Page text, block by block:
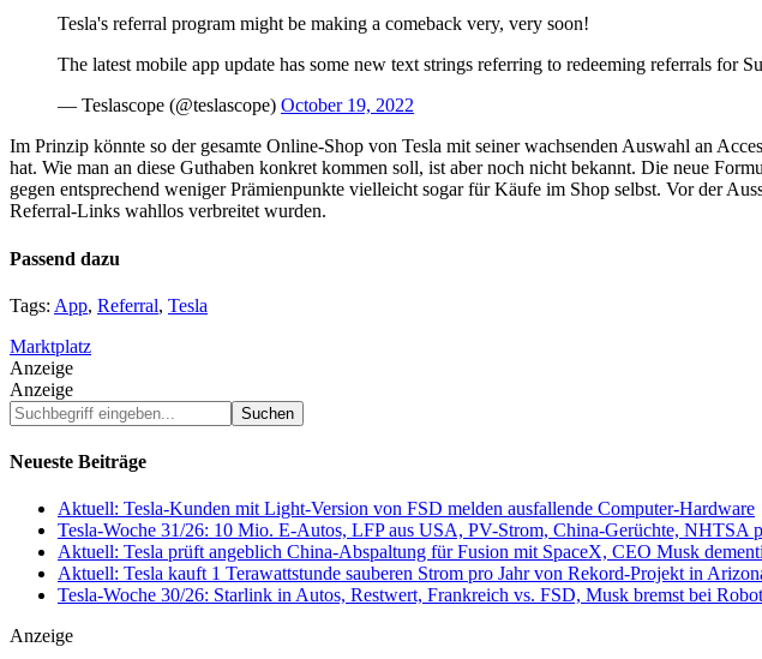
Tesla's referral program might be making a comeback very, very soon!
The latest mobile app update has some new text strings referring to redeeming referrals for
— Teslascope (@teslascope) October 19, 2022
Im Prinzip könnte so der gesamte Online-Shop von Tesla mit seiner wachsenden Auswahl an
hat. Wie man an diese Guthaben konkret kommen soll, ist aber noch nicht bekannt. Die neue
gegen entsprechend weniger Prämienpunkte vielleicht sogar für Käufe im Shop selbst. Vor der
Referral-Links wahllos verbreitet wurden.
Passend dazu
Tags: App, Referral, Tesla
Marktplatz
Anzeige
Anzeige
Suchbegriff
eingeben...
Neueste Beiträge
Aktuell: Tesla-Kunden mit Light-Version von FSD melden ausfallende Computer-Hardware
Tesla-Woche 31/26: 10 Mio. E-Autos, LFP aus USA, PV-Strom, China-Gerüchte, NHTSA
Aktuell: Tesla prüft angeblich China-Abspaltung für Fusion mit SpaceX, CEO Musk
Aktuell: Tesla kauft 1 Terawattstunde sauberen Strom pro Jahr von Rekord-Projekt in
Tesla-Woche 30/26: Starlink in Autos, Restwert, Frankreich vs. FSD, Musk bremst bei
Anzeige